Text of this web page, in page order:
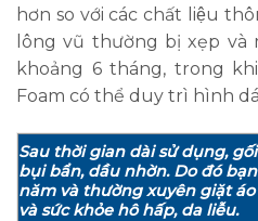
hơn so với các chất liệu
lông vũ thường bị xẹp và
khoảng 6 tháng, trong
Foam có thể duy trì hình
Sau thời gian dài sử dụng,
bụi bẩn, dầu nhờn. Do đó bạn
năm và thường xuyên giặt
và sức khỏe hô hấp, da liễu.